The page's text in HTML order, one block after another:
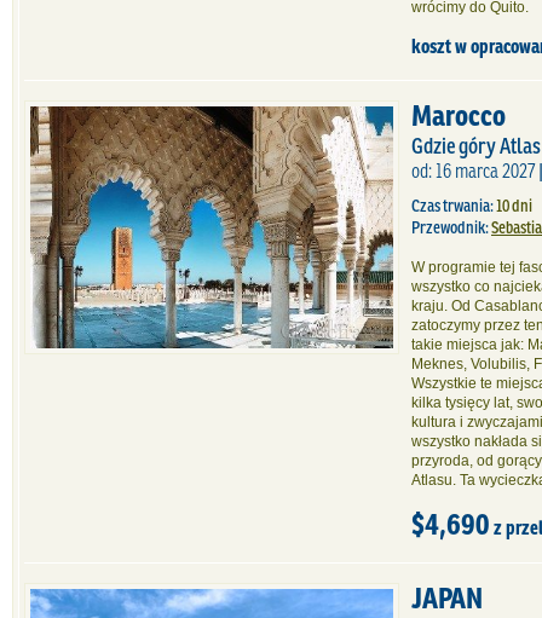
wrócimy do Quito.
koszt w
Marocco
Gdzie góry
od: 16 marca
Czas trwania:10 dni
Przewodnik:
W programie tej
wszystko co
kraju. Od
zatoczymy przez
takie miejsca jak:
Meknes, Volubilis,
Wszystkie te
kilka tysięcy lat,
kultura i
wszystko nakłada
przyroda, od
Atlasu. Ta
$4,690 z
JAPAN